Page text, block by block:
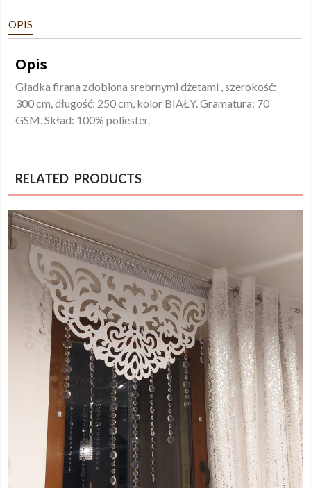
OPIS
Opis
Gładka firana zdobiona srebrnymi dżetami , szerokość:
300 cm, długość: 250 cm, kolor BIAŁY. Gramatura: 70
GSM. Skład: 100% poliester.
RELATED PRODUCTS